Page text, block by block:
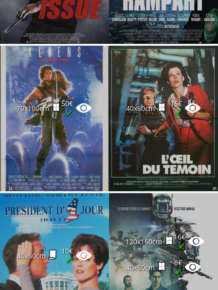
70x100cm
50€
✔ 40x60cm
15€
✔
40x60cm
10€
✔
120x160cm
16€
✔
40x60cm
8€
✔